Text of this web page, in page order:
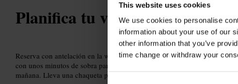
This website uses cookies
We use cookies to personalise
information about your use of our
other information that you’ve
time change or withdraw your
Planifica tu visita
Reserva con antelación en la web oficial, especialmente si vienes en fin
con unos minutos de sobra para pasar seguridad. Si prefieres menos
mañana. Lleva una chaqueta para la galería exterior y calzado cómodo